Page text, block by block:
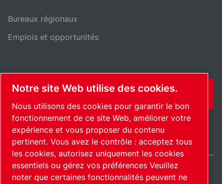
Bureaux régionaux
Emplois et opportunités
CONTACT
International / FR
Notre site Web utilise des cookies.
Nous utilisons des cookies pour garantir le bon
fonctionnement de ce site Web, améliorer votre
expérience et vous proposer du contenu
pertinent. Vous avez le contrôle : acceptez tous
les cookies, autorisez uniquement les cookies
essentiels ou gérez vos préférences Veuillez
noter que certaines fonctionnalités peuvent ne